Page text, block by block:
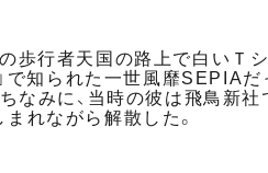
歩行者天国の路上で白いＴ
知られた一世風靡SEPIA
みに、当時の彼は飛鳥新社
れながら解散した。